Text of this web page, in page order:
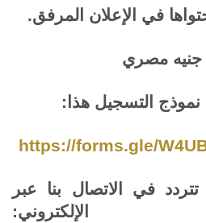
في الإعلان المرفق.
التسجيل هذا :
https://forms.gle/
في الاتصال بنا عبر